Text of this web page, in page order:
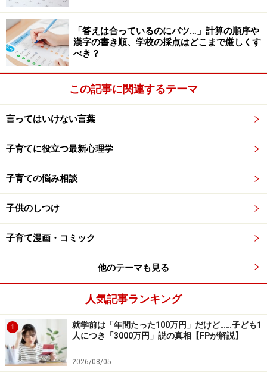
「答えは合っているのにバツ…」計算の順序や
漢字の書き順、学校の採点はどこまで厳しくす
べき？
この記事に関連するテーマ
言ってはいけない言葉
子育てに役立つ最新心理学
子育ての悩み相談
子供のしつけ
子育て漫画・コミック
他のテーマも見る
人気記事ランキング
1
就学前は「年間たった100万円」だけど……子ども1
人につき「3000万円」説の真相【FPが解説】
2026/08/05